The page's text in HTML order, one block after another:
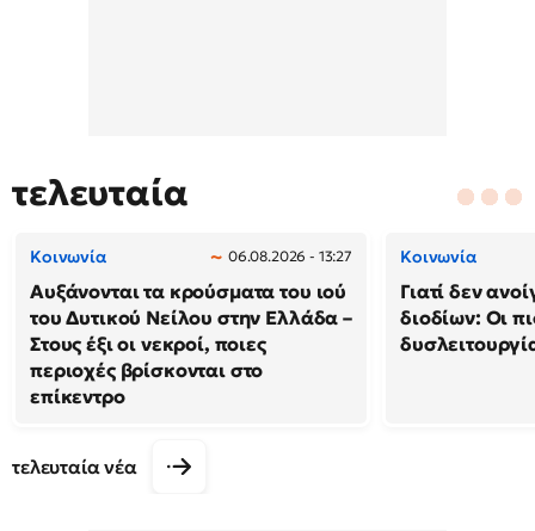
τελευταία
Κοινωνία 06.08.2026 - 13:27
Αυξάνονται τα κρούσματα του ιού
του Δυτικού Νείλου στην Ελλάδα –
Στους έξι οι νεκροί, ποιες
περιοχές βρίσκονται στο
επίκεντρο
Κοινωνία
Γιατί δεν
διοδίων: Οι
τελευταία νέα